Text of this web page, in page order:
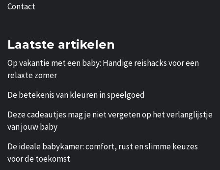
Contact
Laatste artikelen
Op vakantie met een baby: Handige reishacks voor een
relaxte zomer
De betekenis van kleuren in speelgoed
Deze cadeautjes mag je niet vergeten op het verlanglijstje
van jouw baby
De ideale babykamer: comfort, rust en slimme keuzes
voor de toekomst